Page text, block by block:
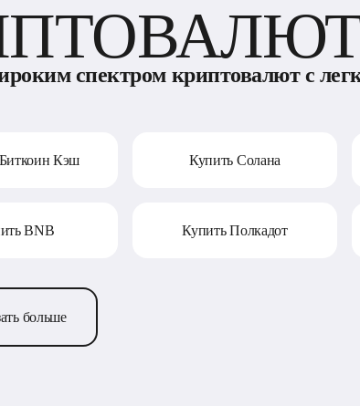
спектром криптовалют с
Кэш Купить Солана
BNB Купить Полкадот
больше